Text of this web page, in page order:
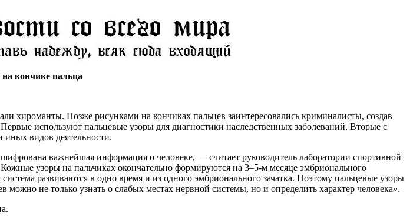
кончике пальца
Позже рисунками на кончиках пальцев заинтересовались криминалисты, создав
используют пальцевые узоры для диагностики наследственных заболеваний. Вторые с
иных видов деятельности.
важнейшая информация о человеке, — считает руководитель лаборатории спортивной
узоры на пальчиках окончательно формируются на 3–5-м месяце эмбрионального
развиваются в одно время и из одного эмбрионального зачатка. Поэтому пальцевые узоры
не только узнать о слабых местах нервной системы, но и определить характер человека».